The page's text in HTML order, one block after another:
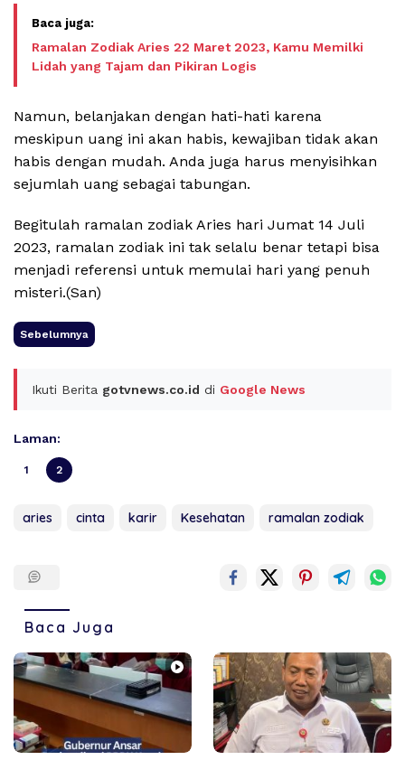
Ramalan Zodiak Aries 22 Maret 2023, Kamu Memilki
Lidah yang Tajam dan Pikiran Logis
Namun, belanjakan dengan hati-hati karena
meskipun uang ini akan habis, kewajiban tidak akan
habis dengan mudah. Anda juga harus menyisihkan
sejumlah uang sebagai tabungan.
Begitulah ramalan zodiak Aries hari Jumat 14 Juli
2023, ramalan zodiak ini tak selalu benar tetapi bisa
menjadi referensi untuk memulai hari yang penuh
misteri.(San)
Sebelumnya
Ikuti Berita gotvnews.co.id di Google News
Laman:
1 2
aries cinta karir Kesehatan ramalan zodiak
Baca Juga